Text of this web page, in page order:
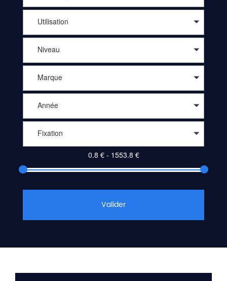
Utilisation
Niveau
Marque
Année
Fixation
Valider